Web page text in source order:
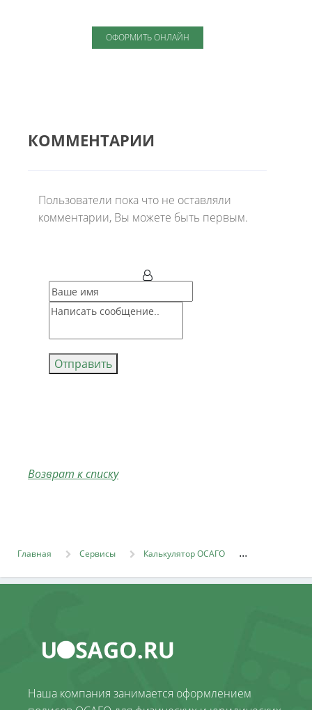
ОФОРМИТЬ ОНЛАЙН
КОММЕНТАРИИ
Пользователи пока что не оставляли
комментарии, Вы можете быть первым.
Отправить
Возврат к списку
Главная Сервисы Калькулятор ОСАГО
Наша компания занимается оформлением